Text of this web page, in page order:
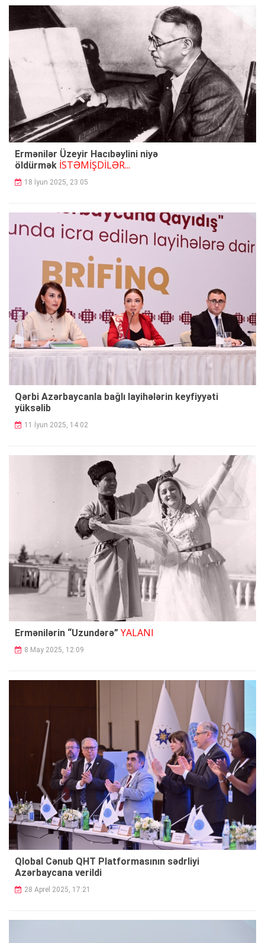
Ermənilər Üzeyir Hacıbəylini niyə
öldürmək İSTƏMİŞDİLƏR...
18 İyun 2025, 23:05
Qərbi Azərbaycanla bağlı layihələrin keyfiyyəti
yüksəlib
11 İyun 2025, 14:02
Ermənilərin “Uzundərə” YALANI
8 May 2025, 12:09
Qlobal Cənub QHT Platformasının sədrliyi
Azərbaycana verildi
28 Aprel 2025, 17:21